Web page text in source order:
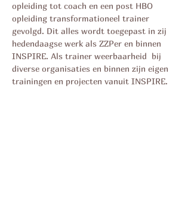
opleiding tot coach en een post HBO
opleiding transformationeel trainer
gevolgd. Dit alles wordt toegepast in zij
hedendaagse werk als ZZPer en binnen
INSPIRE. Als trainer weerbaarheid bij
diverse organisaties en binnen zijn eigen
trainingen en projecten vanuit INSPIRE.